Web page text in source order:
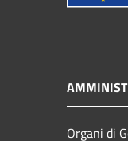
Organi di